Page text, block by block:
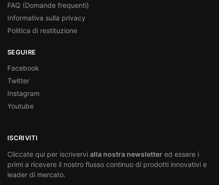
FAQ (Domande frequenti)
Informativa sulla privacy
Politica di restituzione
SEGUIRE
Facebook
Twitter
Instagram
Youtube
ISCRIVITI
Cliccate qui per iscrivervi alla nostra newsletter ed essere i
primi a ricevere il nostro flusso continuo di prodotti innovativi e
leader di mercato.